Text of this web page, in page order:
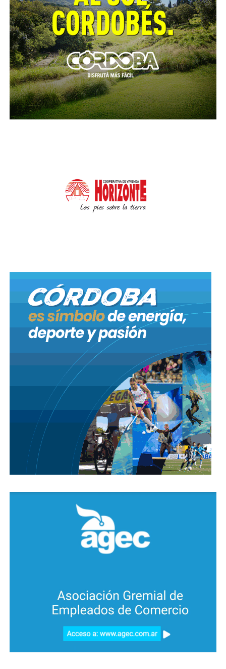
fundación, perforaciones y posterior colocación de
armadura y hormigonado de los pozos.
Cabe destacar que la obra es financiada a través de
un crédito internacional otorgado a la Provincia por
Deutsche Bank Español, y la misma está a cargo de
la empresa Eductrade S.A.